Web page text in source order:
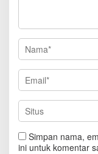
Simpan nama,
ini untuk komentar